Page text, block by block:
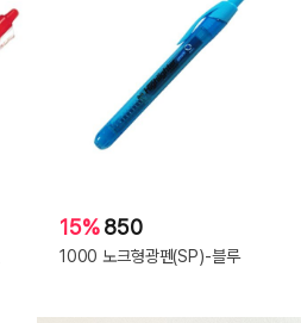
15%850
1000 노크형광펜(SP)-블루